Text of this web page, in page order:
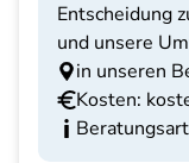
Entscheidung
und unsere
in unseren
Kosten: